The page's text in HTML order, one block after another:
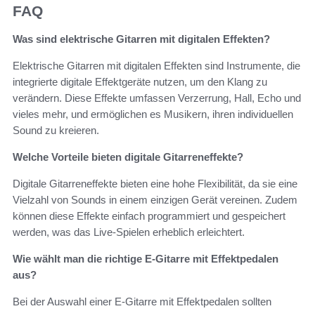
FAQ
Was sind elektrische Gitarren mit digitalen Effekten?
Elektrische Gitarren mit digitalen Effekten sind Instrumente, die
integrierte digitale Effektgeräte nutzen, um den Klang zu
verändern. Diese Effekte umfassen Verzerrung, Hall, Echo und
vieles mehr, und ermöglichen es Musikern, ihren individuellen
Sound zu kreieren.
Welche Vorteile bieten digitale Gitarreneffekte?
Digitale Gitarreneffekte bieten eine hohe Flexibilität, da sie eine
Vielzahl von Sounds in einem einzigen Gerät vereinen. Zudem
können diese Effekte einfach programmiert und gespeichert
werden, was das Live-Spielen erheblich erleichtert.
Wie wählt man die richtige E-Gitarre mit Effektpedalen
aus?
Bei der Auswahl einer E-Gitarre mit Effektpedalen sollten